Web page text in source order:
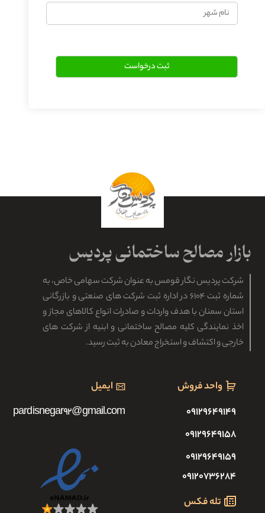
نام
شهر
شرکت پردیس نگار قومس به عنوان شرکت سهامی خاص، به
شماره ثبت ۶۱۰۴ در اداره ثبت شرکت های صنعتی و بازرگانی
استان سمنان با هدف واردات و صادرات انواع کالاهای مجاز و
اخذ نمایندگی کلیه مصالح ساختمانی و ابنیه از شرکت های
خارجی و اکتشاف و استخراج معادن به ثبت رسید.
واحد فروش
۰۹۱۲۹۶۴۹۱۴۹
۰۹۱۲۹۶۴۹۱۵۸
۰۹۱۲۹۶۴۹۱۵۹
۰۹۱۲۰۷۳۶۲۸۴
تله فکس
ایمیل
pardisnegar92@gmail.com